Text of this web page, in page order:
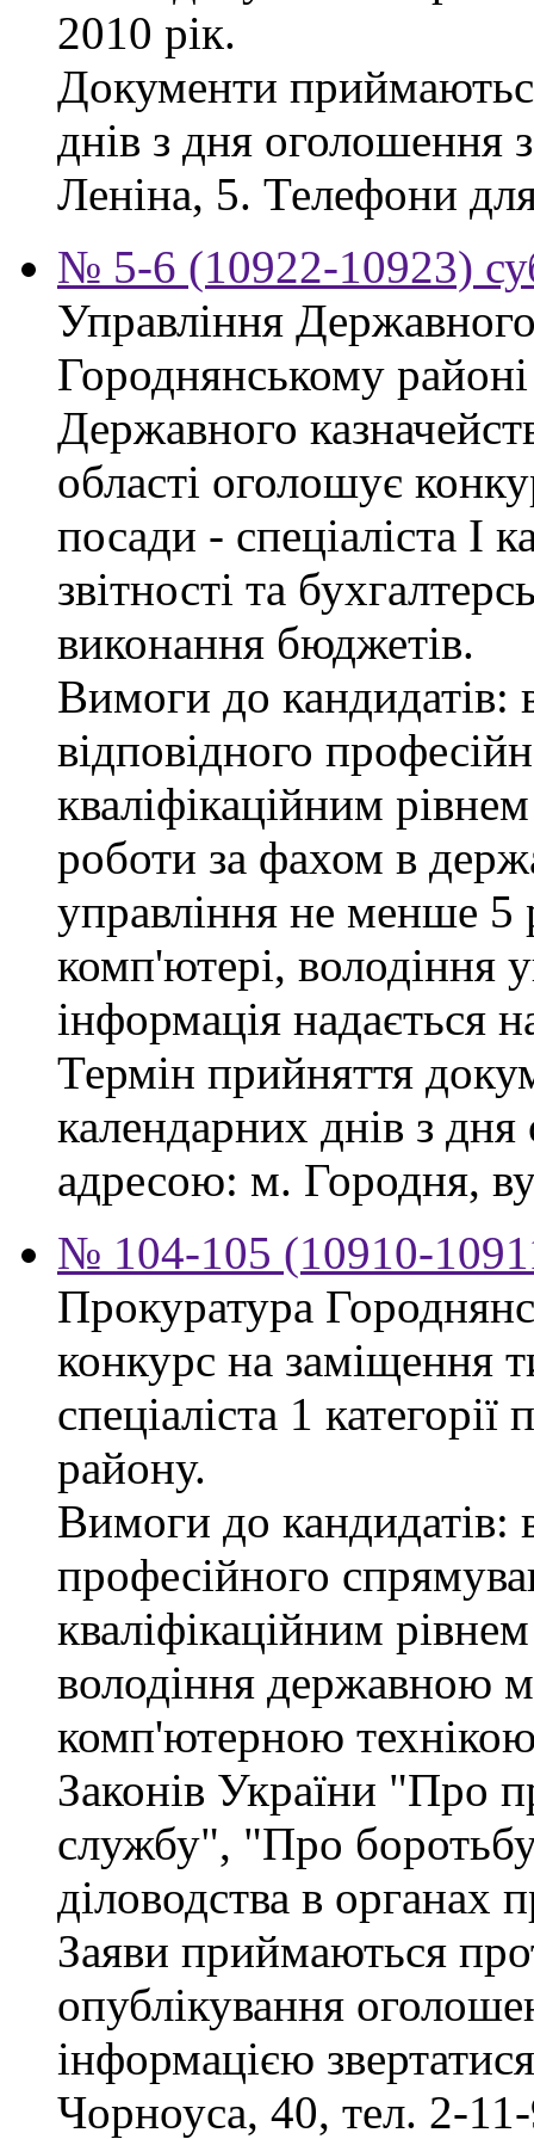
2010 рік.
Документи
днів з дня оголошення
Леніна, 5. Телефони
№ 5-6 (10922-10923)
Управління
Городнянському
Державного
області оголошує
посади - спеціаліста І
звітності та
виконання бюджетів.
Вимоги до кандидатів:
відповідного
кваліфікаційним
роботи за фахом в
управління не менше 5
комп'ютері, володіння
інформація надається
Термін прийняття
календарних днів з
адресою: м. Городня,
№ 104-105 (10910-
Прокуратура
конкурс на заміщення
спеціаліста 1
району.
Вимоги до кандидатів:
професійного
кваліфікаційним
володіння державною
комп'ютерною
Законів України "Про
службу", "Про боротьбу
діловодства в органах
Заяви приймаються
опублікування
інформацією
Чорноуса, 40, тел. 2-